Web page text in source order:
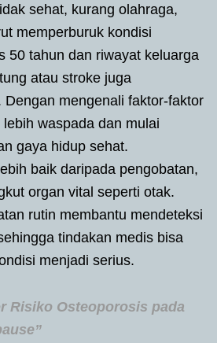
sehat, kurang olahraga,
memperburuk kondisi
50 tahun dan riwayat keluarga
atau stroke juga
Dengan mengenali faktor-faktor
waspada dan mulai
gaya hidup sehat.
baik daripada pengobatan,
organ vital seperti otak.
rutin membantu mendeteksi
tindakan medis bisa
menjadi serius.
Risiko Osteoporosis pada